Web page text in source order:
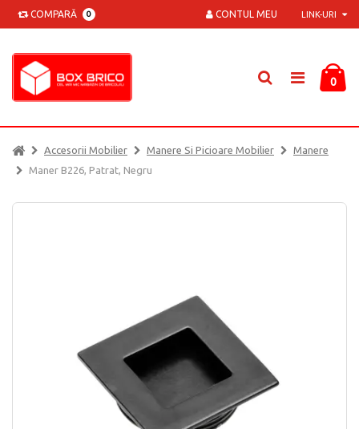
COMPARĂ 0 LINK-URI
CONTUL MEU
0
Accesorii Mobilier Manere Si Picioare Mobilier
Manere
Maner B226, Patrat, Negru